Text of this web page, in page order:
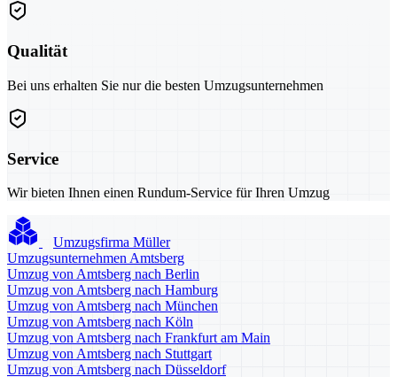
Qualität
Bei uns erhalten Sie nur die besten Umzugsunternehmen
Service
Wir bieten Ihnen einen Rundum-Service für Ihren Umzug
Umzugsfirma Müller
Umzugsunternehmen Amtsberg
Umzug von Amtsberg nach Berlin
Umzug von Amtsberg nach Hamburg
Umzug von Amtsberg nach München
Umzug von Amtsberg nach Köln
Umzug von Amtsberg nach Frankfurt am Main
Umzug von Amtsberg nach Stuttgart
Umzug von Amtsberg nach Düsseldorf